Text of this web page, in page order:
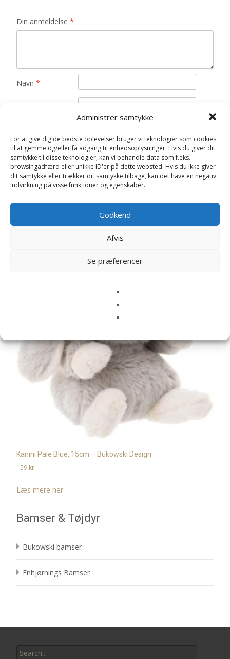
Administrer samtykke
For at give dig de bedste oplevelser bruger vi teknologier som cookies
til at gemme og/eller få adgang til enhedsoplysninger. Hvis du giver dit
samtykke til disse teknologier, kan vi behandle data som f.eks.
browsingadfærd eller unikke ID'er på dette websted. Hvis du ikke giver
dit samtykke eller trækker dit samtykke tilbage, kan det have en negativ
indvirkning på visse funktioner og egenskaber.
Godkend
Afvis
Se præferencer
Din anmeldelse *
Navn *
næste gang jeg kommenterer.
Relaterede varer
Kanini Pale Blue, 15cm – Bukowski Design
159 kr.
Læs mere her
Bamser & Tøjdyr
Bukowski bamser
Enhjørnings Bamser
for: